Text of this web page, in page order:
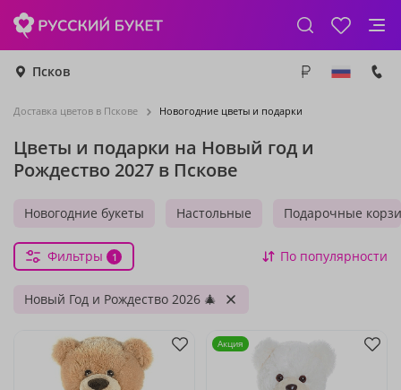
Псков
Доставка цветов в Пскове Новогодние цветы и подарки
Цветы и подарки на Новый год и
Рождество 2027 в Пскове
Новогодние букеты Настольные Подарочные
Фильтры 1 По популярности
Новый Год и Рождество 2026 🎄
Акция